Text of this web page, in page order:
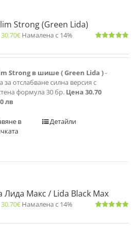
Strong (Green Lida)
30.70€ Намалена с 14%
Strong в шише ( Green Lida )-
за отслабване силна версия с
формула 30 бр. Цена 30.70
лв
в
Детайли
Лида Макс / Lida Black Max
30.70€ Намалена с 14%